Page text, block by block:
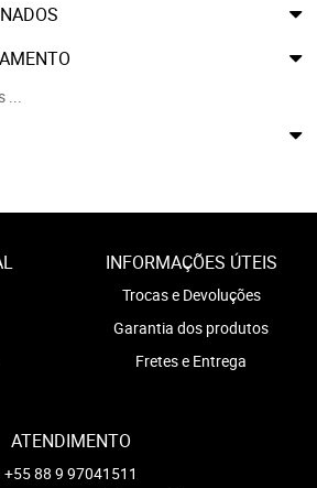
...
INFORMAÇÕES ÚTEIS
Trocas e Devoluções
Garantia dos produtos
Fretes e Entrega
ATENDIMENTO
+55 88 9 97041511